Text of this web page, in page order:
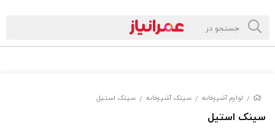
/ لوازم آشپزخانه / سینک آشپزخانه / سینک استیل
سینک استیل